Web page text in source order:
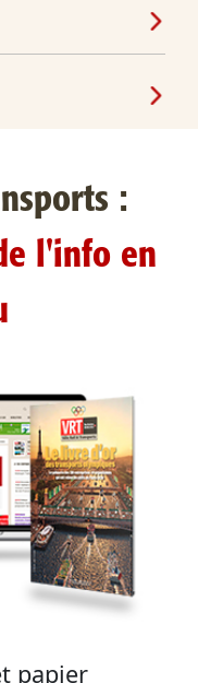
:
l'info en
papier